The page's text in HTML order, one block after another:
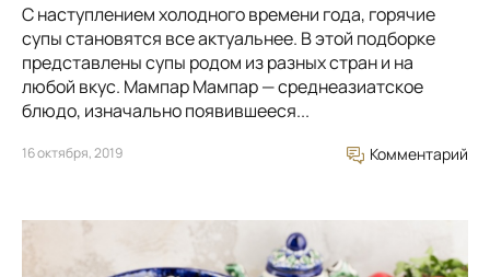
С наступлением холодного времени года, горячие
супы становятся все актуальнее. В этой подборке
представлены супы родом из разных стран и на
любой вкус. Мампар Мампар — среднеазиатское
блюдо, изначально появившееся...
16 октября, 2019 Комментарий